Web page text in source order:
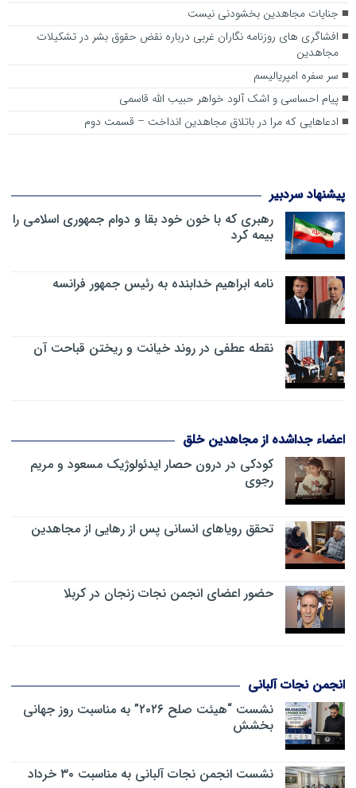
جنایات مجاهدین بخشودنی نیست
افشاگری های روزنامه نگاران غربی درباره نقض حقوق بشر در تشکیلات
مجاهدین
سر سفره امپریالیسم
پیام احساسی و اشک آلود خواهر حبیب الله قاسمی
ادعاهایی که مرا در باتلاق مجاهدین انداخت – قسمت دوم
پیشنهاد سردبیر
رهبری که با خون خود بقا و دوام جمهوری اسلامی را
بیمه کرد
نامه ابراهیم خدابنده به رئیس جمهور فرانسه
نقطه عطفی در روند خیانت و ریختن قباحت آن
اعضاء جداشده از مجاهدین خلق
کودکی در درون حصار ایدئولوژیک مسعود و مریم
رجوی
تحقق رویاهای انسانی پس از رهایی از مجاهدین
حضور اعضای انجمن نجات زنجان در کربلا
انجمن نجات آلبانی
نشست “هیئت صلح ۲۰۲۶” به مناسبت روز جهانی
بخشش
نشست انجمن نجات آلبانی به مناسبت ۳۰ خرداد